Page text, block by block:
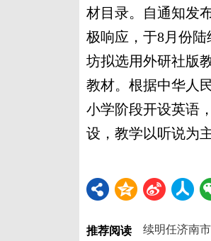
材目录。自通知发
极响应，于8月份
坊拟选用外研社版
教材。根据中华人
小学阶段开设英语
设，教学以听说为主
推荐阅读
续明任济南